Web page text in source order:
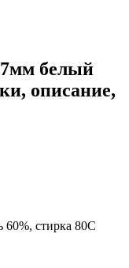
7мм белый
описание,
60%, стирка 80С